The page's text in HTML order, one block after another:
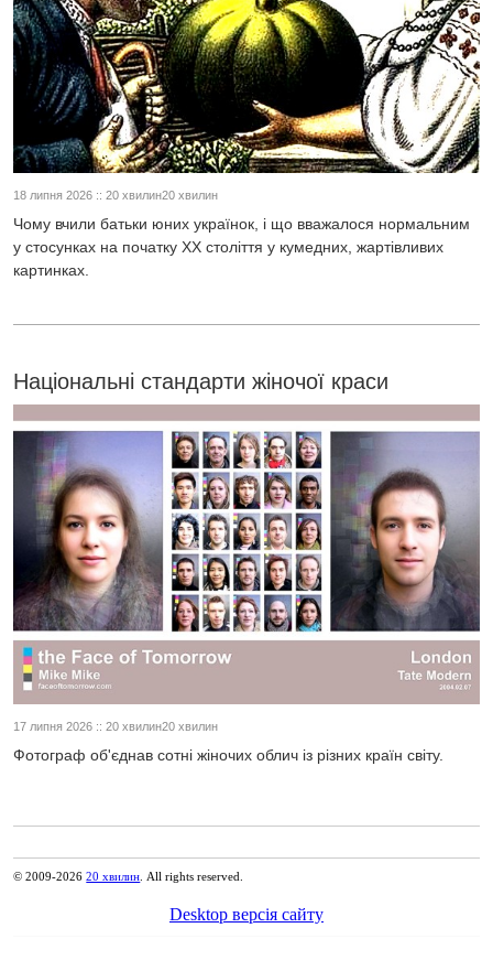
18 липня 2026 :: 20 хвилин20 хвилин
Чому вчили батьки юних українок, і що вважалося нормальним
у стосунках на початку XX століття у кумедних, жартівливих
картинках.
Національні стандарти жіночої краси
17 липня 2026 :: 20 хвилин20 хвилин
Фотограф об'єднав сотні жіночих облич із різних країн світу.
© 2009-202620 хвилин . All rights reserved.
Desktop версія сайту